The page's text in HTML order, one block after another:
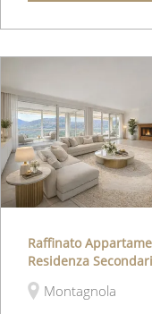
Raffinato
Residenza
Montagnola